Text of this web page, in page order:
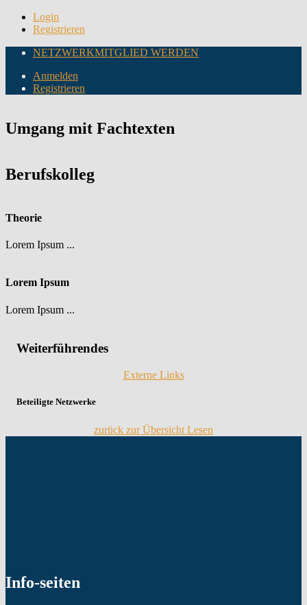
Login
Registrieren
NETZWERKMITGLIED WERDEN
Anmelden
Registrieren
Umgang mit Fachtexten
Berufskolleg
Theorie
Lorem Ipsum ...
Lorem Ipsum
Lorem Ipsum ...
Weiterführendes
Externe Links
Beteiligte Netzwerke
zurück zur Übersicht Lesen
Info-seiten